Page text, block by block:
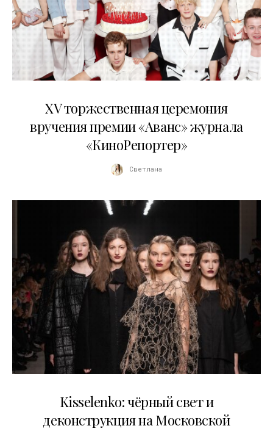
XV торжественная церемония
вручения премии «Аванс» журнала
«КиноРепортер»
Светлана
Kisselenko: чёрный свет и
деконструкция на Московской